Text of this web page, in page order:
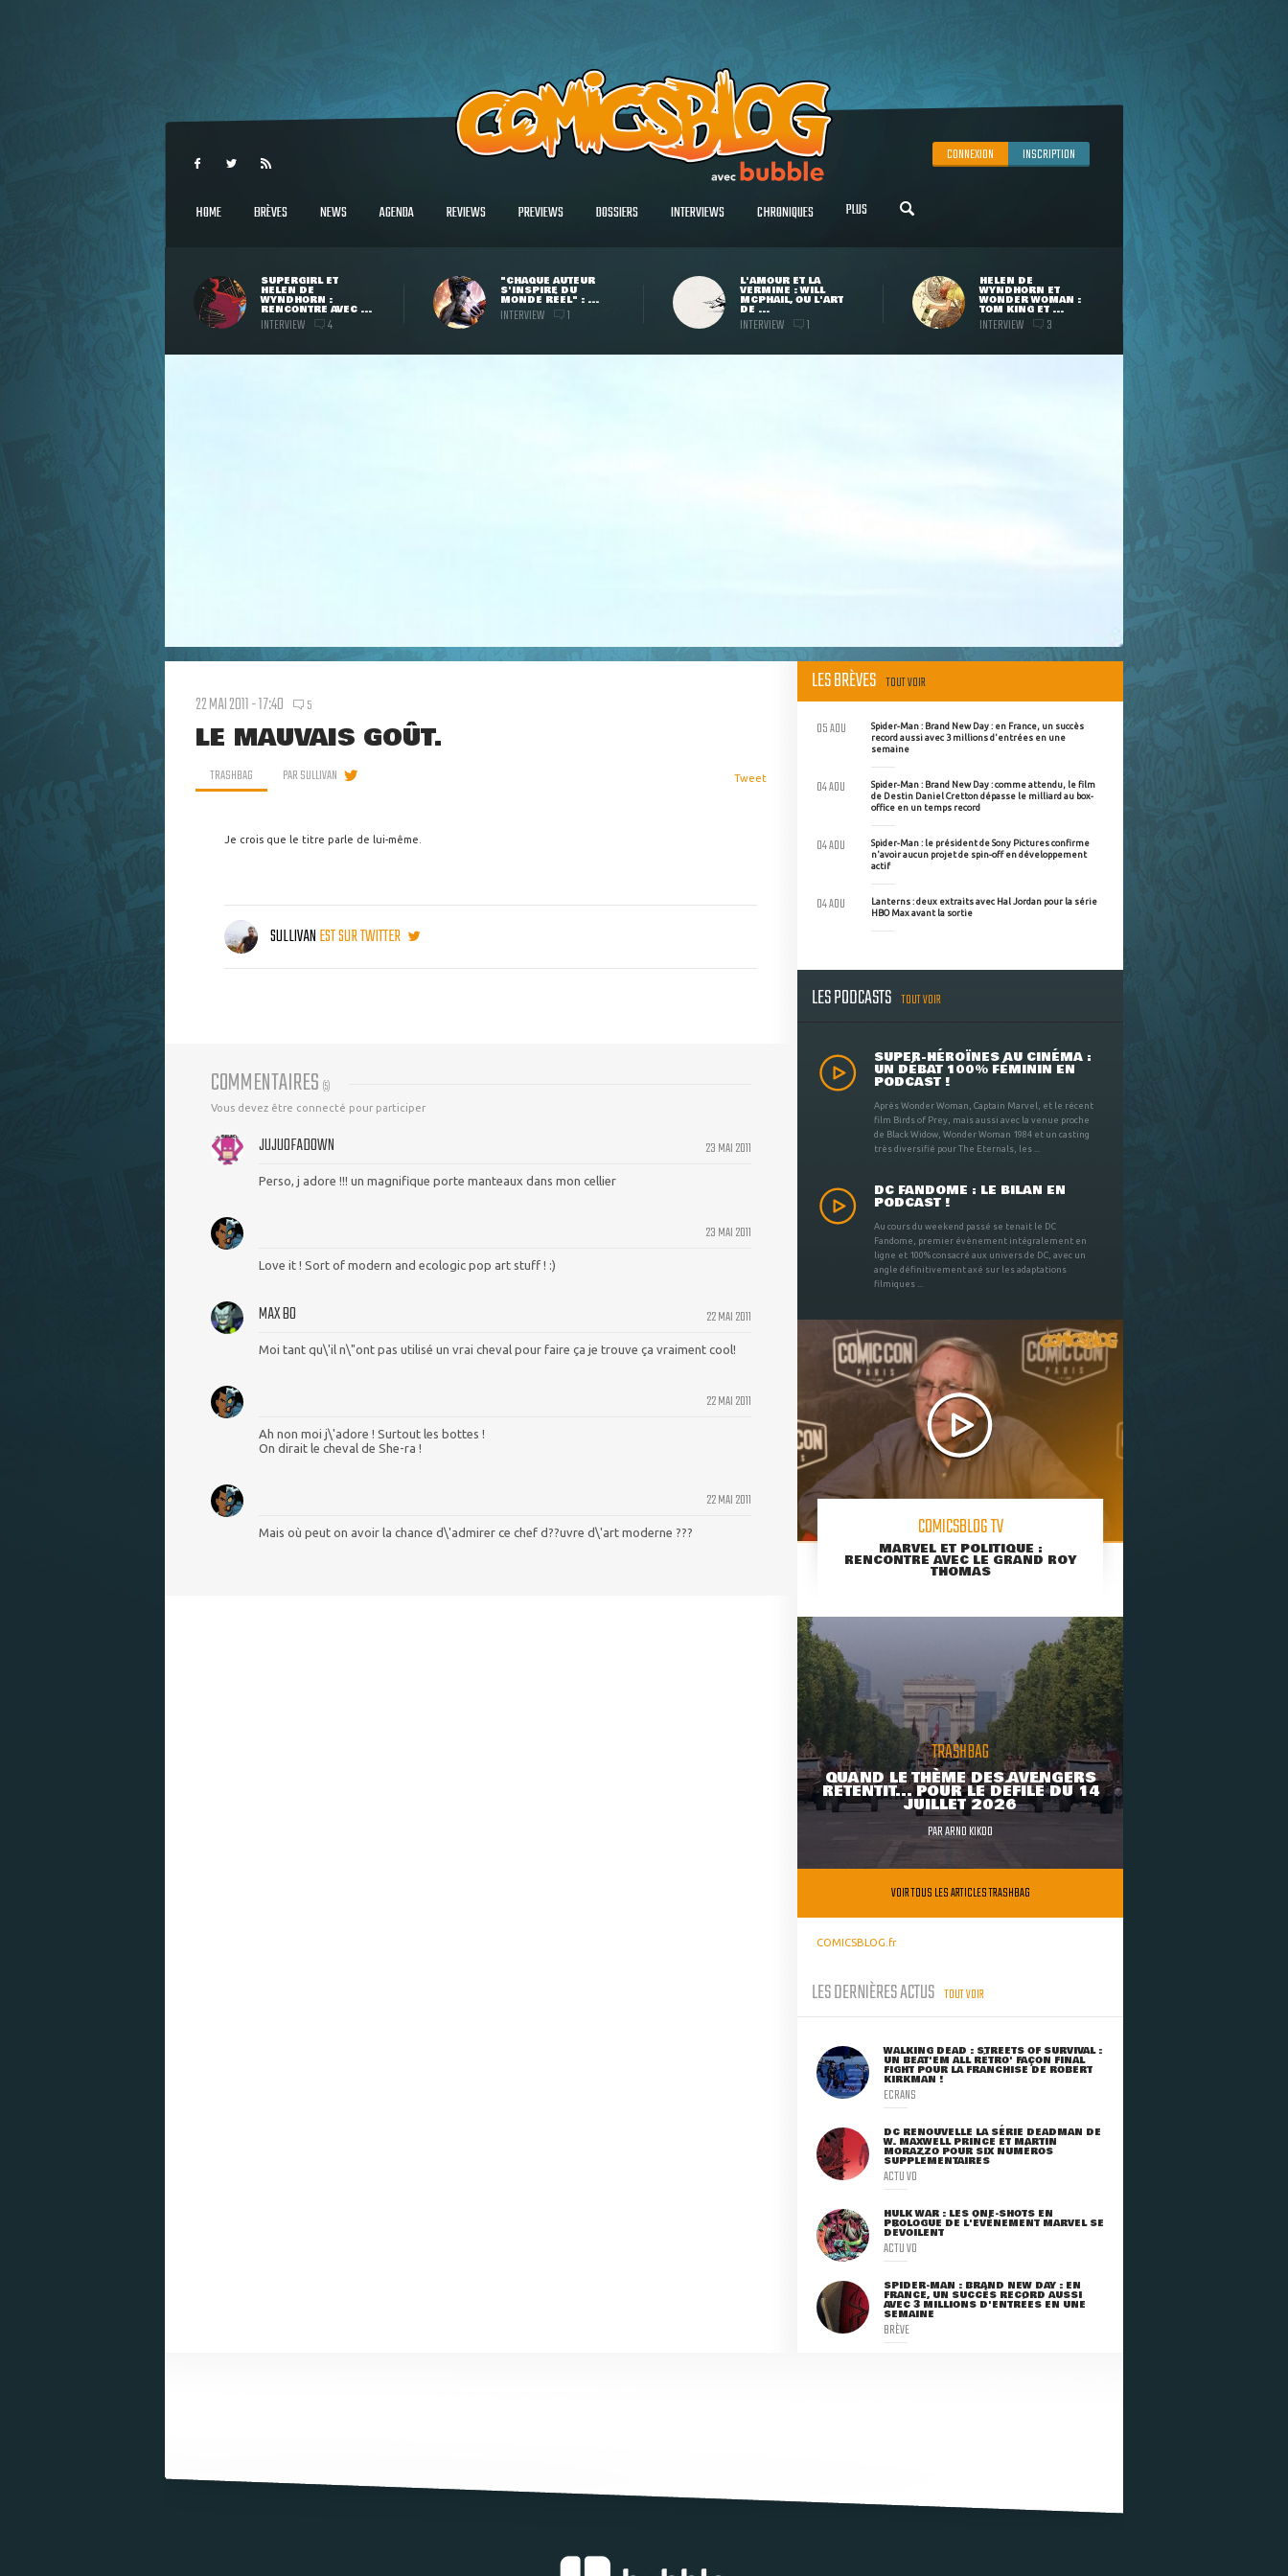
CONNEXION INSCRIPTION
HOME BRÈVES NEWS AGENDA REVIEWS PREVIEWS DOSSIERS INTERVIEWS CHRONIQUES PLUS
SUPERGIRL ET
HELEN DE
WYNDHORN :
RENCONTRE AVEC ...
INTERVIEW 4
"CHAQUE AUTEUR
S'INSPIRE DU
MONDE RÉEL" : ...
INTERVIEW 1
L'AMOUR ET LA
VERMINE : WILL
MCPHAIL, OU L'ART
DE ...
INTERVIEW 1
HELEN DE
WYNDHORN ET
WONDER WOMAN :
TOM KING ET ...
INTERVIEW 3
22 MAI 2011 - 17:40 5
LE MAUVAIS GOÛT.
TRASHBAG PARSULLIVAN Tweet
Je crois que le titre parle de lui-même.
SULLIVANEST SUR TWITTER
COMMENTAIRES (5)
Vous devez être connecté pour participer
23 MAI 2011
JUJUOFADOWN
Perso, j adore !!! un magnifique porte manteaux dans mon cellier
23 MAI 2011
Love it ! Sort of modern and ecologic pop art stuff ! :)
22 MAI 2011
MAX BO
Moi tant qu\'il n\"ont pas utilisé un vrai cheval pour faire ça je trouve ça vraiment cool!
22 MAI 2011
Ah non moi j\'adore ! Surtout les bottes !
On dirait le cheval de She-ra !
22 MAI 2011
Mais où peut on avoir la chance d\'admirer ce chef d??uvre d\'art moderne ???
LES BRÈVES TOUT VOIR
Spider-Man : Brand New Day : en France, un succès
record aussi avec 3 millions d'entrées en une
semaine
05 AOU
Spider-Man : Brand New Day : comme attendu, le film
de Destin Daniel Cretton dépasse le milliard au box-
office en un temps record
04 AOU
Spider-Man : le président de Sony Pictures confirme
n'avoir aucun projet de spin-off en développement
actif
04 AOU
Lanterns : deux extraits avec Hal Jordan pour la série
HBO Max avant la sortie
04 AOU
LES PODCASTS TOUT VOIR
SUPER-HÉROÏNES AU CINÉMA :
UN DÉBAT 100% FÉMININ EN
PODCAST !
Après Wonder Woman, Captain Marvel, et le récent
film Birds of Prey, mais aussi avec la venue proche
de Black Widow, Wonder Woman 1984 et un casting
très diversifié pour The Eternals, les ...
DC FANDOME : LE BILAN EN
PODCAST !
Au cours du weekend passé se tenait le DC
Fandome, premier évènement intégralement en
ligne et 100% consacré aux univers de DC, avec un
angle définitivement axé sur les adaptations
filmiques ...
COMICSBLOG TV
MARVEL ET POLITIQUE :
RENCONTRE AVEC LE GRAND ROY
THOMAS
TRASHBAG
QUAND LE THÈME DES AVENGERS
RETENTIT... POUR LE DÉFILÉ DU 14
JUILLET 2026
PARARNO KIKOO
VOIR TOUS LES ARTICLES TRASHBAG
COMICSBLOG.fr
LES DERNIÈRES ACTUS TOUT VOIR
WALKING DEAD : STREETS OF SURVIVAL :
UN BEAT'EM ALL RÉTRO' FAÇON FINAL
FIGHT POUR LA FRANCHISE DE ROBERT
KIRKMAN !
ECRANS
DC RENOUVELLE LA SÉRIE DEADMAN DE
W. MAXWELL PRINCE ET MARTIN
MORAZZO POUR SIX NUMÉROS
SUPPLÉMENTAIRES
ACTU VO
HULK WAR : LES ONE-SHOTS EN
PROLOGUE DE L'ÉVÈNEMENT MARVEL SE
DÉVOILENT
ACTU VO
SPIDER-MAN : BRAND NEW DAY : EN
FRANCE, UN SUCCÈS RECORD AUSSI
AVEC 3 MILLIONS D'ENTRÉES EN UNE
SEMAINE
BRÈVE